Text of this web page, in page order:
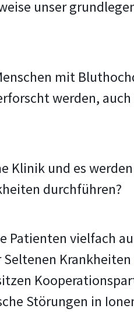
unser
mit
werden,
Klinik und es
durchführen?
Patienten vielfach
Störungen in